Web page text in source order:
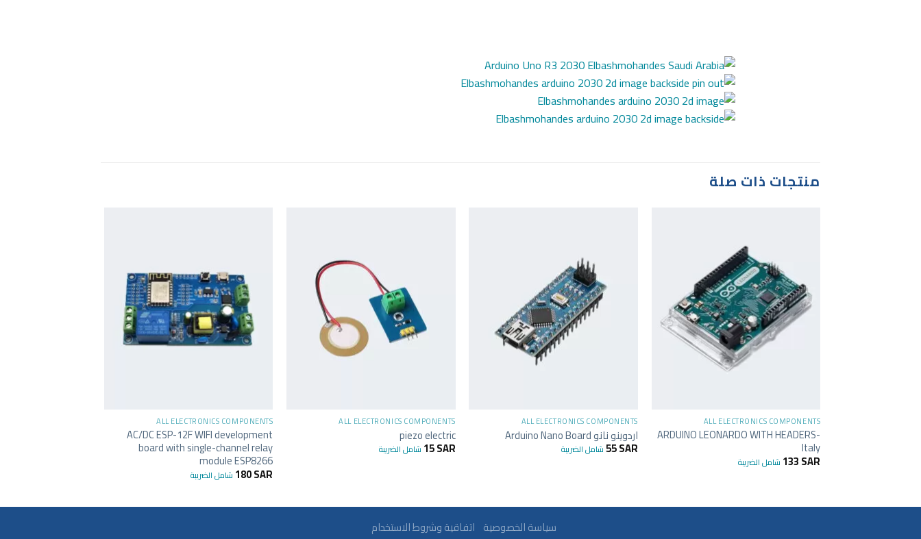
منتجات ذات صلة
ALL ELECTRONICS COMPONENTS
ARDUINO LEONARDO WITH HEADERS-
Italy
133SAR شامل الضريبة
ALL ELECTRONICS COMPONENTS
اردوينو نانو Arduino Nano Board
55SAR شامل الضريبة
ALL ELECTRONICS COMPONENTS
piezo electric
15SAR شامل الضريبة
ALL ELECTRONICS COMPONENTS
AC/DC ESP-12F WIFI development
board with single-channel relay
module ESP8266
180SAR شامل الضريبة
سياسة الخصوصية اتفاقية وشروط الاستخدام